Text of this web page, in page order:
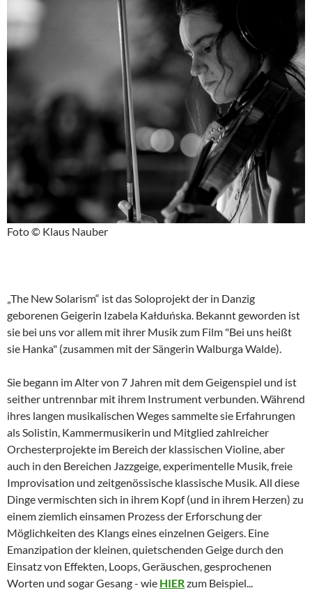
Foto © Klaus Nauber
„The New Solarism“ ist das Soloprojekt der in Danzig
geborenen Geigerin Izabela Kałduńska. Bekannt geworden ist
sie bei uns vor allem mit ihrer Musik zum Film "Bei uns heißt
sie Hanka" (zusammen mit der Sängerin Walburga Walde).
Sie begann im Alter von 7 Jahren mit dem Geigenspiel und ist
seither untrennbar mit ihrem Instrument verbunden. Während
ihres langen musikalischen Weges sammelte sie Erfahrungen
als Solistin, Kammermusikerin und Mitglied zahlreicher
Orchesterprojekte im Bereich der klassischen Violine, aber
auch in den Bereichen Jazzgeige, experimentelle Musik, freie
Improvisation und zeitgenössische klassische Musik. All diese
Dinge vermischten sich in ihrem Kopf (und in ihrem Herzen) zu
einem ziemlich einsamen Prozess der Erforschung der
Möglichkeiten des Klangs eines einzelnen Geigers. Eine
Emanzipation der kleinen, quietschenden Geige durch den
Einsatz von Effekten, Loops, Geräuschen, gesprochenen
Worten und sogar Gesang - wie HIERzum Beispiel...